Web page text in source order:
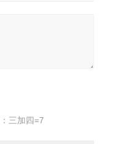
三加四=7